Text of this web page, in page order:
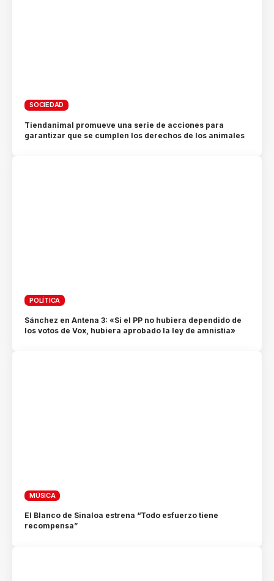
SOCIEDAD
Tiendanimal promueve una serie de acciones para
garantizar que se cumplen los derechos de los animales
POLÍTICA
Sánchez en Antena 3: «Si el PP no hubiera dependido de
los votos de Vox, hubiera aprobado la ley de amnistía»
MÚSICA
El Blanco de Sinaloa estrena “Todo esfuerzo tiene
recompensa”